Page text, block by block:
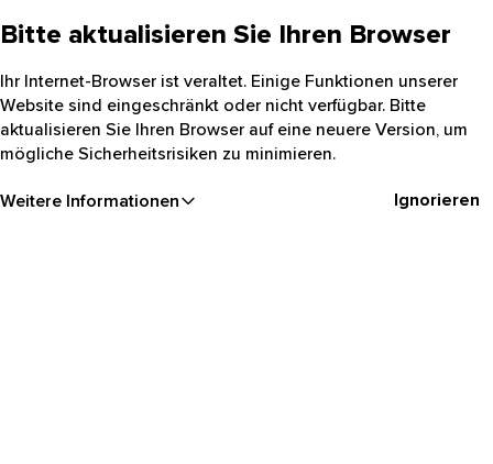
Bitte aktualisieren Sie Ihren Browser
Ihr Internet-Browser ist veraltet. Einige Funktionen unserer
Website sind eingeschränkt oder nicht verfügbar. Bitte
aktualisieren Sie Ihren Browser auf eine neuere Version, um
mögliche Sicherheitsrisiken zu minimieren.
Weitere Informationen Ignorieren